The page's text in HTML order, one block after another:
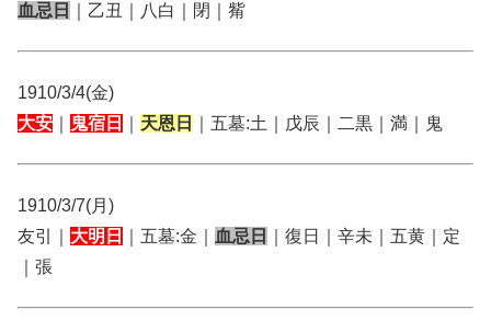
血忌日
｜乙丑｜八白｜閉｜觜
1910/3/4(金)
大安
鬼宿日 天恩日 ｜五墓:土｜戊辰｜二黒｜満｜鬼
1910/3/7(月)
友引｜ 大明日 ｜五墓:金｜ 血忌日
｜復日｜辛未｜五黄｜定
｜張